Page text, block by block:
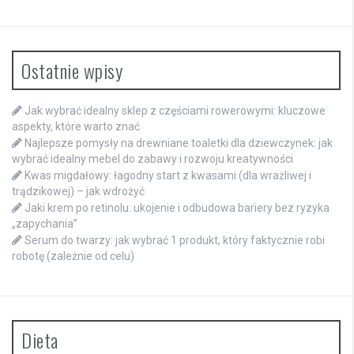
Ostatnie wpisy
Jak wybrać idealny sklep z częściami rowerowymi: kluczowe
aspekty, które warto znać
Najlepsze pomysły na drewniane toaletki dla dziewczynek: jak
wybrać idealny mebel do zabawy i rozwoju kreatywności
Kwas migdałowy: łagodny start z kwasami (dla wrażliwej i
trądzikowej) – jak wdrożyć
Jaki krem po retinolu: ukojenie i odbudowa bariery bez ryzyka
„zapychania”
Serum do twarzy: jak wybrać 1 produkt, który faktycznie robi
robotę (zależnie od celu)
Dieta